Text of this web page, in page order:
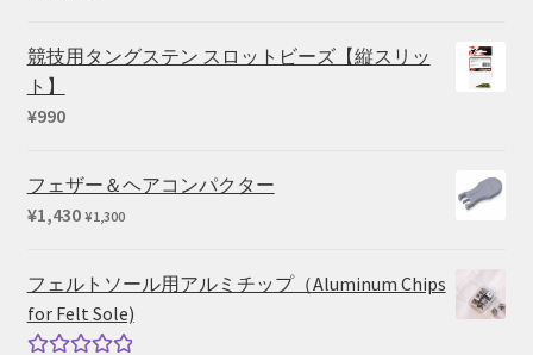
競技用タングステン スロットビーズ【縦スリッ
ト】
¥990
フェザー＆ヘアコンパクター
¥1,430 ¥1,300
フェルトソール用アルミチップ（Aluminum Chips
for Felt Sole)